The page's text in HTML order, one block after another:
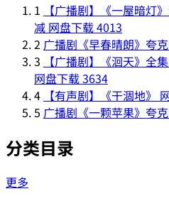
1
【广播剧】《一屋暗灯
减 网盘下载4013
2 广播剧《早春晴朗》夸
3
【广播剧】《洄天》全
网盘下载3634
4 【有声剧】《干涸地》
5 广播剧《一颗苹果》夸
分类目录
更多